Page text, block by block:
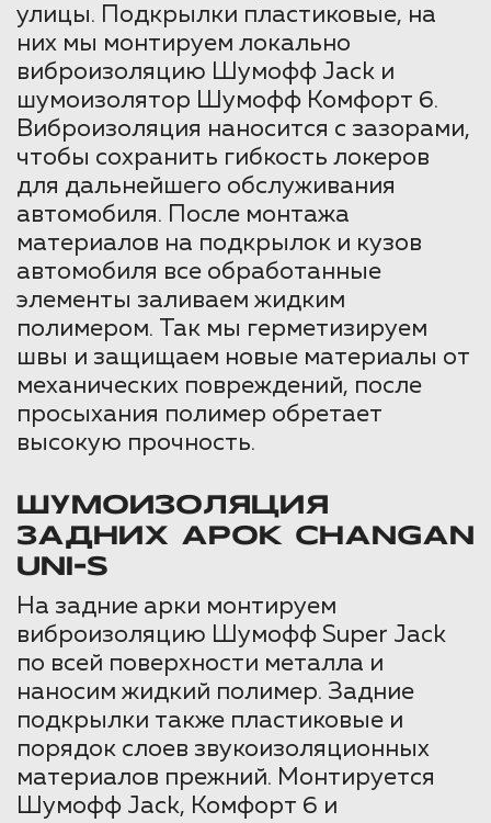
улицы. Подкрылки пластиковые, на
них мы монтируем локально
виброизоляцию Шумофф Jack и
шумоизолятор Шумофф Комфорт 6.
Виброизоляция наносится с зазорами,
чтобы сохранить гибкость локеров
для дальнейшего обслуживания
автомобиля. После монтажа
материалов на подкрылок и кузов
автомобиля все обработанные
элементы заливаем жидким
полимером. Так мы герметизируем
швы и защищаем новые материалы от
механических повреждений, после
просыхания полимер обретает
высокую прочность.
ШУМОИЗОЛЯЦИЯ
ЗАДНИХ АРОК CHANGAN
UNI-S
На задние арки монтируем
виброизоляцию Шумофф Super Jack
по всей поверхности металла и
наносим жидкий полимер. Задние
подкрылки также пластиковые и
порядок слоев звукоизоляционных
материалов прежний. Монтируется
Шумофф Jack, Комфорт 6 и